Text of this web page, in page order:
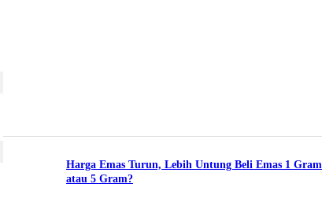
Harga Emas Turun, Lebih Untung Beli Emas 1 Gram
atau 5 Gram?